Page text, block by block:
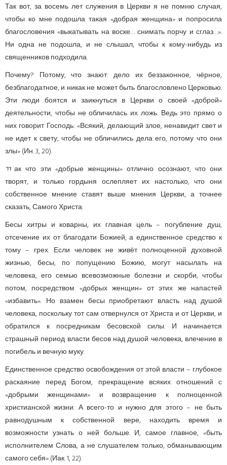
Так вот, за восемь лет служения в Церкви я не помню случая,
чтобы ко мне подошла такая «добрая женщина» и попросила
благословения «выкатывать на воске… снимать порчу и сглаз…».
Ни одна не подошла, и не слышал, чтобы к кому-нибудь из
священников подходила.
Почему? Потому, что знают: дело их беззаконное, чёрное,
безблагодатное, и никак не может быть благословлено Церковью.
Эти люди боятся и заикнуться в Церкви о своей «доброй»
деятельности, чтобы не обличилась их ложь. Ведь это прямо о
них говорит Господь: «Всякий, делающий злое, ненавидит свет и
не идет к свету, чтобы не обличились дела его, потому что они
злы» (Ин. 3, 20).
ﾢак что эти «добрые женщины» отлично осознают, что они
творят, и только гордыня ослепляет их настолько, что они
собственное мнение ставят выше мнения Церкви, а точнее
сказать, Самого Христа.
Бесы хитры и коварны, их главная цель – погубление душ,
отсечение их от благодати Божией, а единственное средство к
тому – грех. Если человек не живёт полноценной духовной
жизнью, бесы, по попущению Божию, могут насылать на
человека, его семью всевозможные болезни и скорби, чтобы
потом, посредством «добрых женщин» от этих же напастей
«избавить». Но взамен бесы приобретают власть над душой
человека, поскольку тот сам отвернулся от Христа и от Церкви, и
обратился к посредникам бесовской силы. И начинается
страшный период власти бесов над душой человека, влечение в
погибель и вечную муку.
Единственное средство освобождения от этой власти – глубокое
раскаяние перед Богом, прекращение всяких отношений с
«добрыми женщинами» и возвращение к полноценной
христианской жизни. А всего-то и нужно для этого – не быть
равнодушным к собственной вере, находить время и
возможности узнать о ней больше. И, самое главное, «быть
исполнителем Слова, а не слушателем только, обманывающим
самого себя» (Иак. 1, 22).